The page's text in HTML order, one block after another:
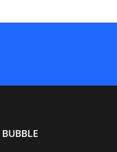
BUBBLE